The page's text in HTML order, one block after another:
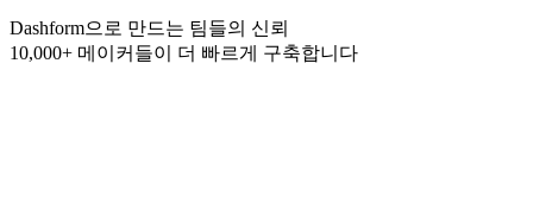
Dashform으로 만드는 팀들의 신뢰
10,000+ 메이커들이 더 빠르게 구축합니다